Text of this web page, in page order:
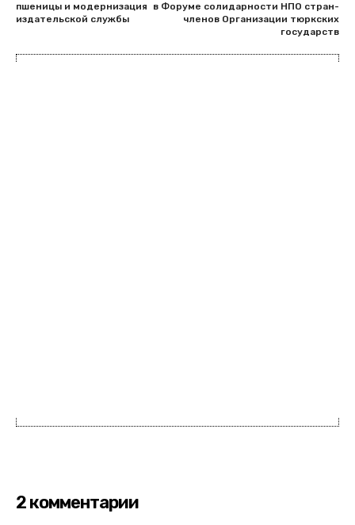
пшеницы и модернизация
издательской службы
в Форуме солидарности НПО стран-
членов Организации тюркских
государств
2 комментарии